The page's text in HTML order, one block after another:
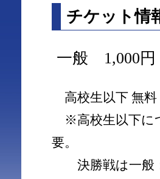
チケット情
一般 1,000
高校生以下 無料
※高校生以下に
要。
決勝戦は一般：